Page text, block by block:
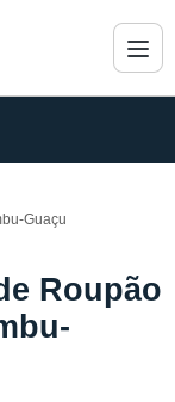
Guaçu
Roupão